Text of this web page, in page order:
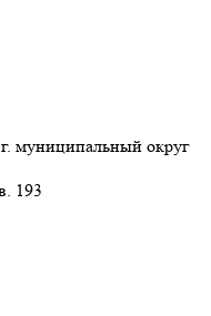
муниципальный округ
193